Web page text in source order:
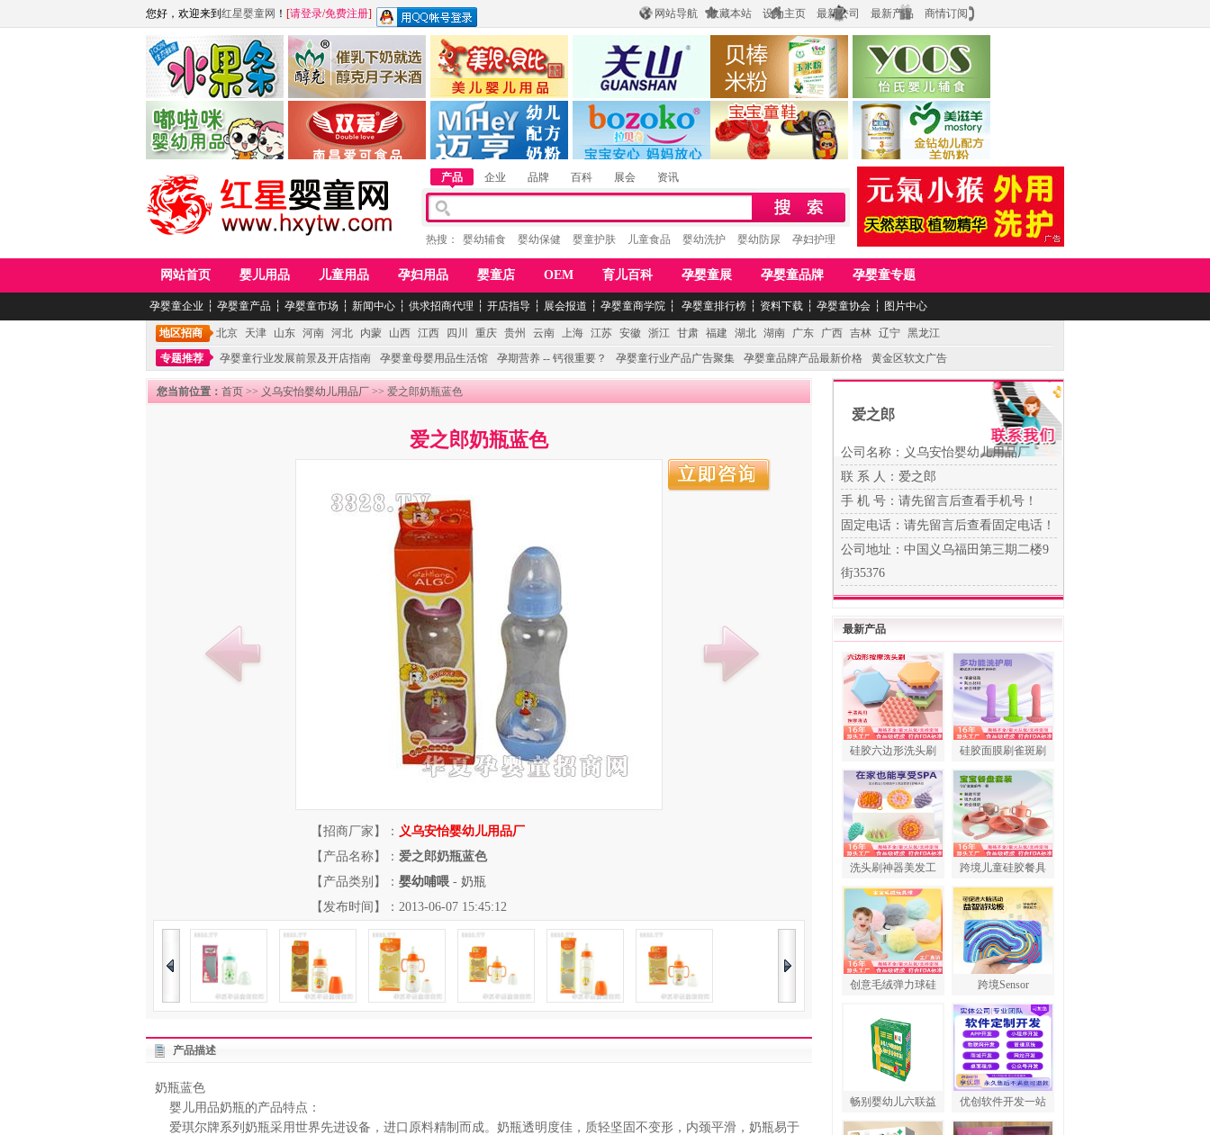
网站导航 收藏本站 设为主页 最新公司 最新产品 商情订阅
您好，欢迎来到 红星婴童网 ！ [请登录/免费注册]
江西麦嘟嘟食品有限公司
青岛嘟啦咪婴幼儿用品公司
江西醇之客月子米酒 惠州市美儿婴儿用品公司
湖南迈亨母婴用品有限公司
陕西关山乳业有限公司
香港欧嘻高婴童用品公司
江西贝棒儿童食品 上海怡氏食品科技有限公司
湖南美滋生物科技有限公司
产品 企业 品牌 百科 展会 资讯
热搜： 婴幼辅食 婴幼保健 婴童护肤 儿童食品 婴幼洗护 婴幼防尿 孕妇护理
网站首页 婴儿用品 儿童用品 孕妇用品 婴童店 OEM 育儿百科 孕婴童展 孕婴童品牌 孕婴童专题
孕婴童企业 ┆ 孕婴童产品 ┆ 孕婴童市场 ┆ 新闻中心 ┆ 供求招商代理 ┆ 开店指导 ┆ 展会报道 ┆ 孕婴童商学院 ┆ 孕婴童排行榜 ┆ 资料下载 ┆ 孕婴童协会 ┆ 图片中心
地区招商 北京 天津 山东 河南 河北 内蒙 山西 江西 四川 重庆 贵州 云南 上海 江苏 安徽 浙江 甘肃 福建 湖北 湖南 广东 广西 吉林 辽宁 黑龙江
专题推荐
孕婴童行业发展前景及开店指南 孕婴童母婴用品生活馆 孕期营养 -- 钙很重要？ 孕婴童行业产品广告聚集 孕婴童品牌产品最新价格 黄金区软文广告
您当前位置： 首页 >> 义乌安怡婴幼儿用品厂 >> 爱之郎奶瓶蓝色
爱之郎奶瓶蓝色
【招商厂家】： 义乌安怡婴幼儿用品厂
【产品名称】： 爱之郎奶瓶蓝色
【产品类别】： 婴幼哺喂 - 奶瓶
【发布时间】：2013-06-07 15:45:12
产品描述
奶瓶蓝色
婴儿用品奶瓶的产品特点：
爱琪尔牌系列奶瓶采用世界先进设备，进口原料精制而成。奶瓶透明度佳，质轻坚固不变形，内颈平滑，奶瓶易于
爱之郎
公司名称：义乌安怡婴幼儿用品厂
联 系 人：爱之郎
手 机 号： 请先留言后查看手机号！
固定电话： 请先留言后查看固定电话！
公司地址：中国义乌福田第三期二楼9
街35376
最新产品
硅胶六边形洗头刷 硅胶面膜刷雀斑刷
洗头刷神器美发工 跨境儿童硅胶餐具
创意毛绒弹力球硅 跨境Sensor
畅别婴幼儿六联益 优创软件开发一站